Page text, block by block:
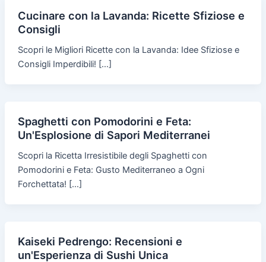
Cucinare con la Lavanda: Ricette Sfiziose e
Consigli
Scopri le Migliori Ricette con la Lavanda: Idee Sfiziose e
Consigli Imperdibili! […]
Spaghetti con Pomodorini e Feta:
Un'Esplosione di Sapori Mediterranei
Scopri la Ricetta Irresistibile degli Spaghetti con
Pomodorini e Feta: Gusto Mediterraneo a Ogni
Forchettata! […]
Kaiseki Pedrengo: Recensioni e
un'Esperienza di Sushi Unica